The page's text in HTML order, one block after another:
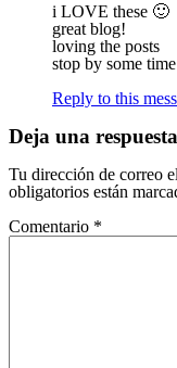
i LOVE these 🙂
great blog!
loving the posts
stop by some
Reply to this
Deja una respuesta
Tu dirección de correo
obligatorios están
Comentario *